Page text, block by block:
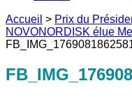
Accueil > Prix du
NOVONORDISK élue